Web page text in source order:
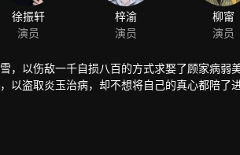
徐振轩
演员
梓渝
演员
柳甯
演员
，以伤敌一千自损八百的方式求娶了顾家病
以盗取炎玉治病，却不想将自己的真心都陪了进